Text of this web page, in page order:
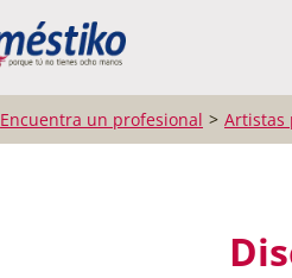
Encuentra un profesional Artistas